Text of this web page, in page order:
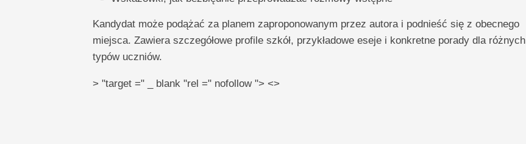
Kandydat może podążać za planem zaproponowanym przez autora i podnieść się z obecnego
miejsca. Zawiera szczegółowe profile szkół, przykładowe eseje i konkretne porady dla różnych
typów uczniów.
> "target =" _ blank "rel =" nofollow "> <>